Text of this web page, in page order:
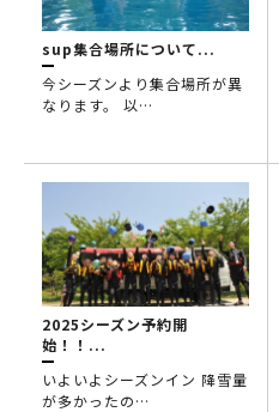
sup集合場所について...
今シーズンより集合場所が異
なります。 以…
2025シーズン予約開
始！！...
いよいよシーズンイン 降雪量
が多かったの…